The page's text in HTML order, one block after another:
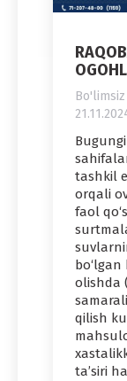
Bo'limsiz
tashkil
orqali
faol
olishda
qilish
ta’siri